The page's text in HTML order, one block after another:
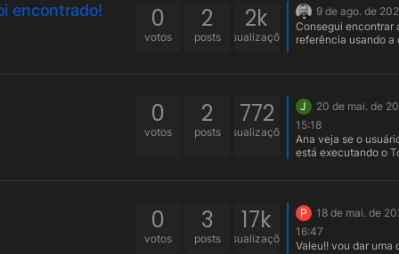
encontrado! 0
votos
2
posts
2k
visualizações
9 de ago. de
Consegui encontrar
referência usando a
0
votos
2
posts
772
visualizações
J
20 de mai. de
15:18
Ana veja se o
está executando o
aconteceu também
que apagar esse
\META-INF\war-
0
votos
3
posts
17k
visualizações
P
18 de mai. de
16:47
Valeu!! vou dar uma